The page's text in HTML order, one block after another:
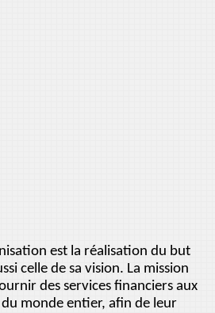
est la réalisation du but
celle de sa vision. La mission
des services financiers aux
monde entier, afin de leur